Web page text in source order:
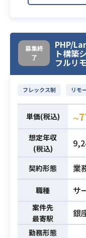
必須スキル
設
5
L
■
フ
フ
ミ
ー
S
け
必須スキル
■
以
ア
募集終
了
PHP/
ト構築
フルリ
フレックス制 リモ
単価(税込) 〜
想定年収
(税込)
契約形態 業
職種 サ
案件先
最寄駅
銀
勤務形態